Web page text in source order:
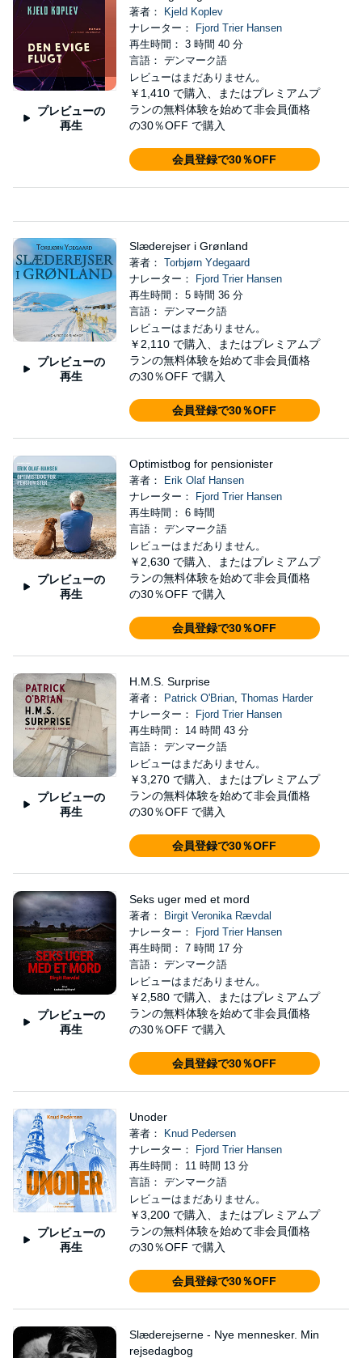
プレビューの
再生
著者：
Kjeld Koplev
ナレーター：
Fjord Trier Hansen
再生時間： 3 時間 40 分
言語： デンマーク語
レビューはまだありません。
￥1,410 で購入、またはプレミアムプ
ランの無料体験を始めて非会員価格
の30％OFF で購入
会員登録で30％OFF
プレビューの
再生
Slæderejser i Grønland
著者： Torbjørn Ydegaard
ナレーター：
Fjord Trier Hansen
再生時間： 5 時間 36 分
言語： デンマーク語
レビューはまだありません。
￥2,110 で購入、またはプレミアムプ
ランの無料体験を始めて非会員価格
の30％OFF で購入
会員登録で30％OFF
プレビューの
再生
Optimistbog for pensionister
著者：
Erik Olaf Hansen
ナレーター：
Fjord Trier Hansen
再生時間： 6 時間
言語： デンマーク語
レビューはまだありません。
￥2,630 で購入、またはプレミアムプ
ランの無料体験を始めて非会員価格
の30％OFF で購入
会員登録で30％OFF
プレビューの
再生
H.M.S. Surprise
著者： Patrick O'Brian, Thomas Harder
ナレーター：
Fjord Trier Hansen
再生時間： 14 時間 43 分
言語： デンマーク語
レビューはまだありません。
￥3,270 で購入、またはプレミアムプ
ランの無料体験を始めて非会員価格
の30％OFF で購入
会員登録で30％OFF
プレビューの
再生
Seks uger med et mord
著者：
Birgit Veronika Rævdal
ナレーター：
Fjord Trier Hansen
再生時間： 7 時間 17 分
言語： デンマーク語
レビューはまだありません。
￥2,580 で購入、またはプレミアムプ
ランの無料体験を始めて非会員価格
の30％OFF で購入
会員登録で30％OFF
プレビューの
再生
Unoder
著者：
Knud Pedersen
ナレーター：
Fjord Trier Hansen
再生時間： 11 時間 13 分
言語： デンマーク語
レビューはまだありません。
￥3,200 で購入、またはプレミアムプ
ランの無料体験を始めて非会員価格
の30％OFF で購入
会員登録で30％OFF
Slæderejserne - Nye mennesker. Min
rejsedagbog